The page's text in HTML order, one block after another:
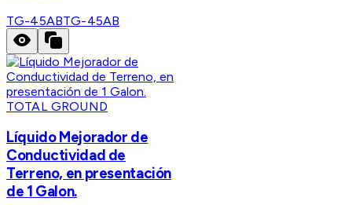
TG-45ABTG-45AB
TOTAL GROUND
Líquido Mejorador de
Conductividad de
Terreno, en presentación
de 1 Galon.